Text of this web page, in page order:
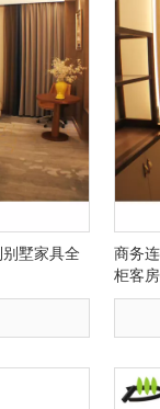
墅家具全
商务
柜客